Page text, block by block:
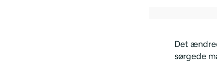
Det
sørgede